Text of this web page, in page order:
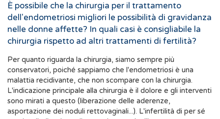
È possibile che la chirurgia per il trattamento
dell'endometriosi migliori le possibilità di gravidanza
nelle donne affette? In quali casi è consigliabile la
chirurgia rispetto ad altri trattamenti di fertilità?
Per quanto riguarda la chirurgia, siamo sempre più
conservatori, poiché sappiamo che l'endometriosi è una
malattia recidivante, che non scompare con la chirurgia.
L'indicazione principale alla chirurgia è il dolore e gli interventi
sono mirati a questo (liberazione delle aderenze,
asportazione dei noduli rettovaginali...). L'infertilità di per sé